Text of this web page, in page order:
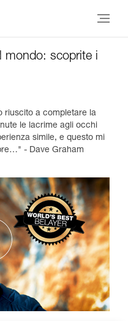
mondo: scoprite i
riuscito a completare la
le lacrime agli occhi
simile, e questo mi
- Dave Graham